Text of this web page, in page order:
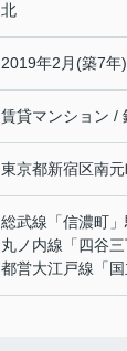
北
2019年2月(築7年)
賃貸マンション /
東京都新宿区南
総武線 「信濃町
丸ノ内線 「四谷三
都営大江戸線 「